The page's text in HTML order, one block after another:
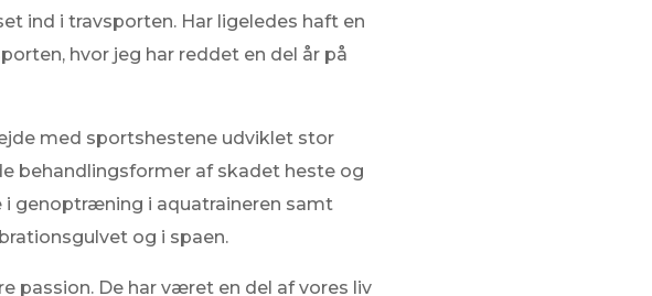
ind i travsporten. Har ligeledes haft en
hvor jeg har reddet en del år på
med sportshestene udviklet stor
behandlingsformer af skadet heste og
i genoptræning i aquatraineren samt
og i spaen.
passion. De har været en del af vores liv